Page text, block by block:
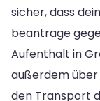
sicher, dass
beantrage
Aufenthalt in
außerdem
den Transport